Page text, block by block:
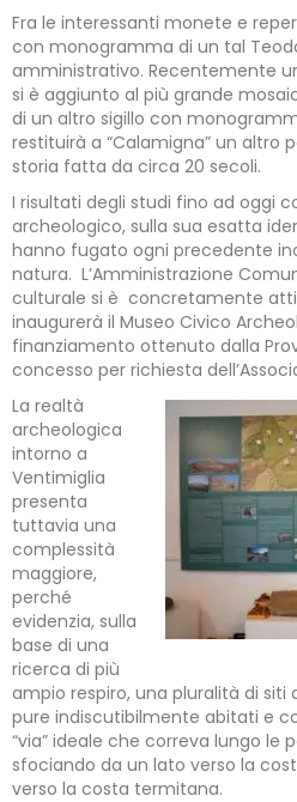
Fra le interessanti monete e
con monogramma di un tal
amministrativo. Recentemente
si è aggiunto al più grande
di un altro sigillo con
restituirà a “Calamigna” un altro
storia fatta da circa 20 secoli.
I risultati degli studi fino ad oggi
archeologico, sulla sua esatta
hanno fugato ogni precedente
natura. L’Amministrazione
culturale si è concretamente
inaugurerà il Museo Civico
finanziamento ottenuto dalla
concesso per richiesta
La realtà
archeologica
intorno a
Ventimiglia
presenta
tuttavia una
complessità
maggiore,
perché
evidenzia, sulla
base di una
ricerca di più
ampio respiro, una pluralità di
pure indiscutibilmente abitati e
“via” ideale che correva lungo le
sfociando da un lato verso la
verso la costa termitana.